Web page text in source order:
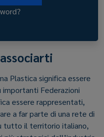
associarti
Plastica significa essere
Federazioni
essere rappresentati,
a far parte di una rete di
tutto il territorio italiano,